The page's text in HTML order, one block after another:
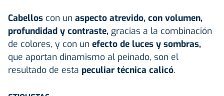
Cabellos con un aspecto atrevido, con volumen,
profundidad y contraste, gracias a la combinación
de colores, y con un efecto de luces y sombras,
que aportan dinamismo al peinado, son el
resultado de esta peculiar técnica calicó.